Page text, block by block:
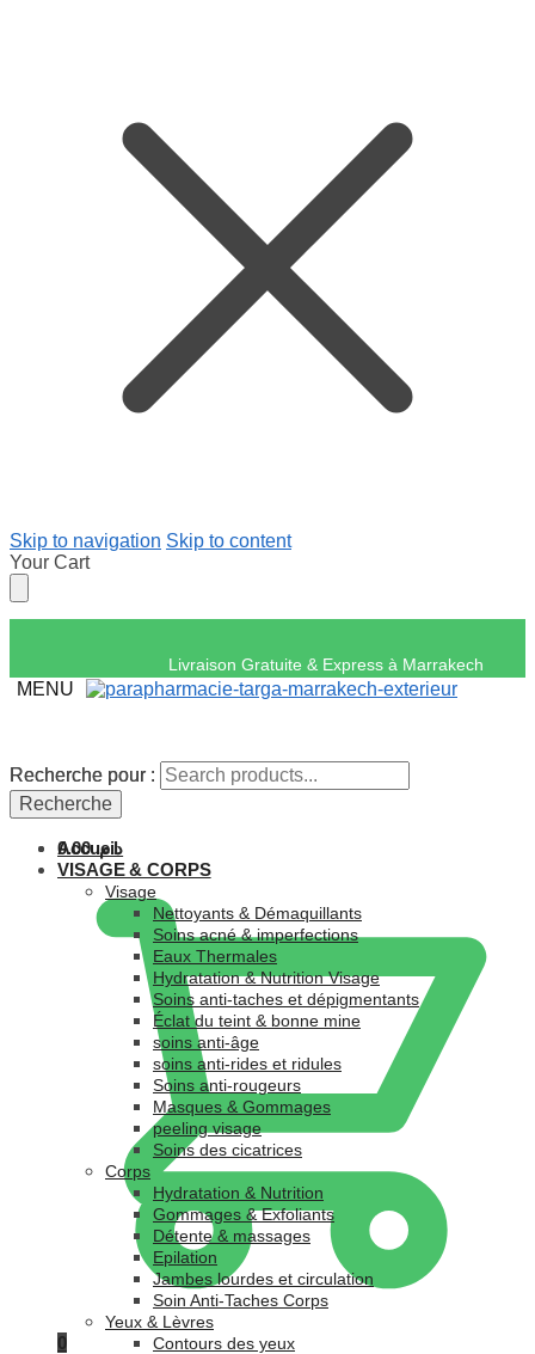
Skip to navigation Skip to content
Your Cart
Livraison Gratuite &
MENU
Recherche pour :
Recherche
د.م.0.00
0
Recherche pour :
Recherche
Accueil
VISAGE & CORPS
Visage
Nettoyants & Démaquillants
Soins acné & imperfections
Eaux Thermales
Hydratation & Nutrition Visage
Soins anti-taches et dépigmentants
Éclat du teint & bonne mine
soins anti-âge
soins anti-rides et ridules
Soins anti-rougeurs
Masques & Gommages
peeling visage
Soins des cicatrices
Corps
Hydratation & Nutrition
Gommages & Exfoliants
Détente & massages
Epilation
Jambes lourdes et circulation
Soin Anti-Taches Corps
Yeux & Lèvres
Contours des yeux